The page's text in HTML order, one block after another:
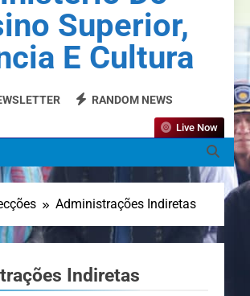
Superior,
E Cultura
RANDOM NEWS
Live Now
Administrações Indiretas
Indiretas